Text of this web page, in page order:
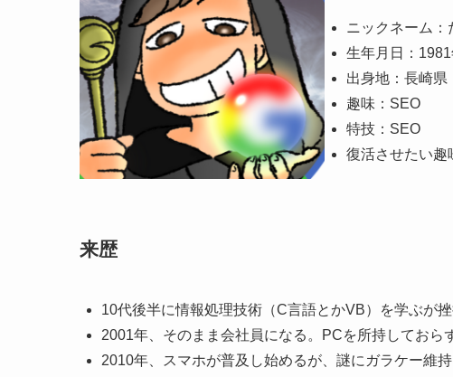
ニックネーム：
生年月日：
出身地：長崎県
趣味：SEO
特技：SEO
復活させたい趣
来歴
10代後半に情報処理技術（C言語とかVB）を学ぶが挫
2001年、そのまま会社員になる。PCを所持しておら
2010年、スマホが普及し始めるが、謎にガラケー維